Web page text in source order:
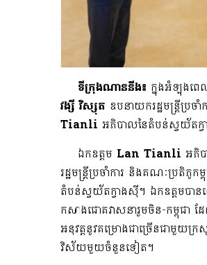
ទីក្រុងណាននីង៖ ក្នុងអំឡុងព
វង្សី វិស្សុត ឧបនាយករដ្ឋមន្ត្រីប្រច
Tianli អភិបាលនៃតំបន់ស្វយ័តក្
ឯកឧត្តម Lan Tianli អភិ
រដ្ឋមន្រ្តីប្រចាំការ និងគណៈប្រ
តំបន់ស្វយ័តក្វាងស៊ី។ ឯកឧត្ដមបាន
កសាងជោគវាសនារួមចិន-កម្ពុជា​
អនុវត្តនូវគម្រោងជាច្រើនជាមួយ
វិស័យមួយចំនួនទៀត។